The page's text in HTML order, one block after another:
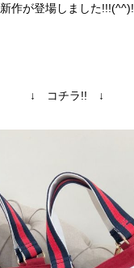
新作が登場しました!!!(^^)!
↓ コチラ!! ↓